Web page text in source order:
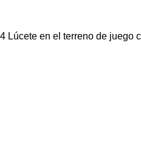
Lúcete en el terreno de